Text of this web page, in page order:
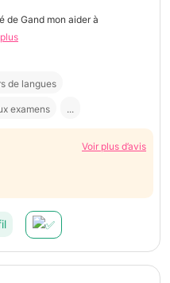
de Gand mon aider à
de langues
examens ...
Voir plus d’avis